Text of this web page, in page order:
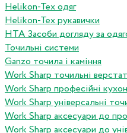
Helikon-Tex одяг
Helikon-Tex рукавички
HTA Засоби догляду за
Точильні системи
Ganzo точила і каміння
Work Sharp точильні
Work Sharp професiйнi
Work Sharp унiверсальнi
Work Sharp аксесуари до
Work Sharp аксесуари до